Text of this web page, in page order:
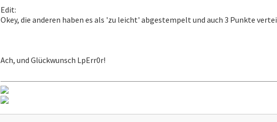
Edit:
Okey, die anderen haben es als 'zu leicht' abgestempelt und auch 3 Punkte
Ach, und Glückwunsch LpErr0r!